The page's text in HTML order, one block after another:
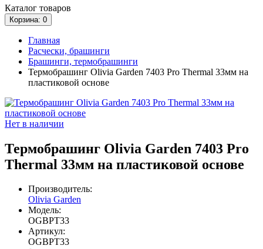
Каталог товаров
Корзина: 0
Главная
Расчески, брашинги
Брашинги, термобрашинги
Термобрашинг Olivia Garden 7403 Pro Thermal 33мм на
пластиковой основе
Нет в наличии
Термобрашинг Olivia Garden 7403 Pro
Thermal 33мм на пластиковой основе
Производитель:
Olivia Garden
Модель:
OGBPT33
Артикул:
OGBPT33